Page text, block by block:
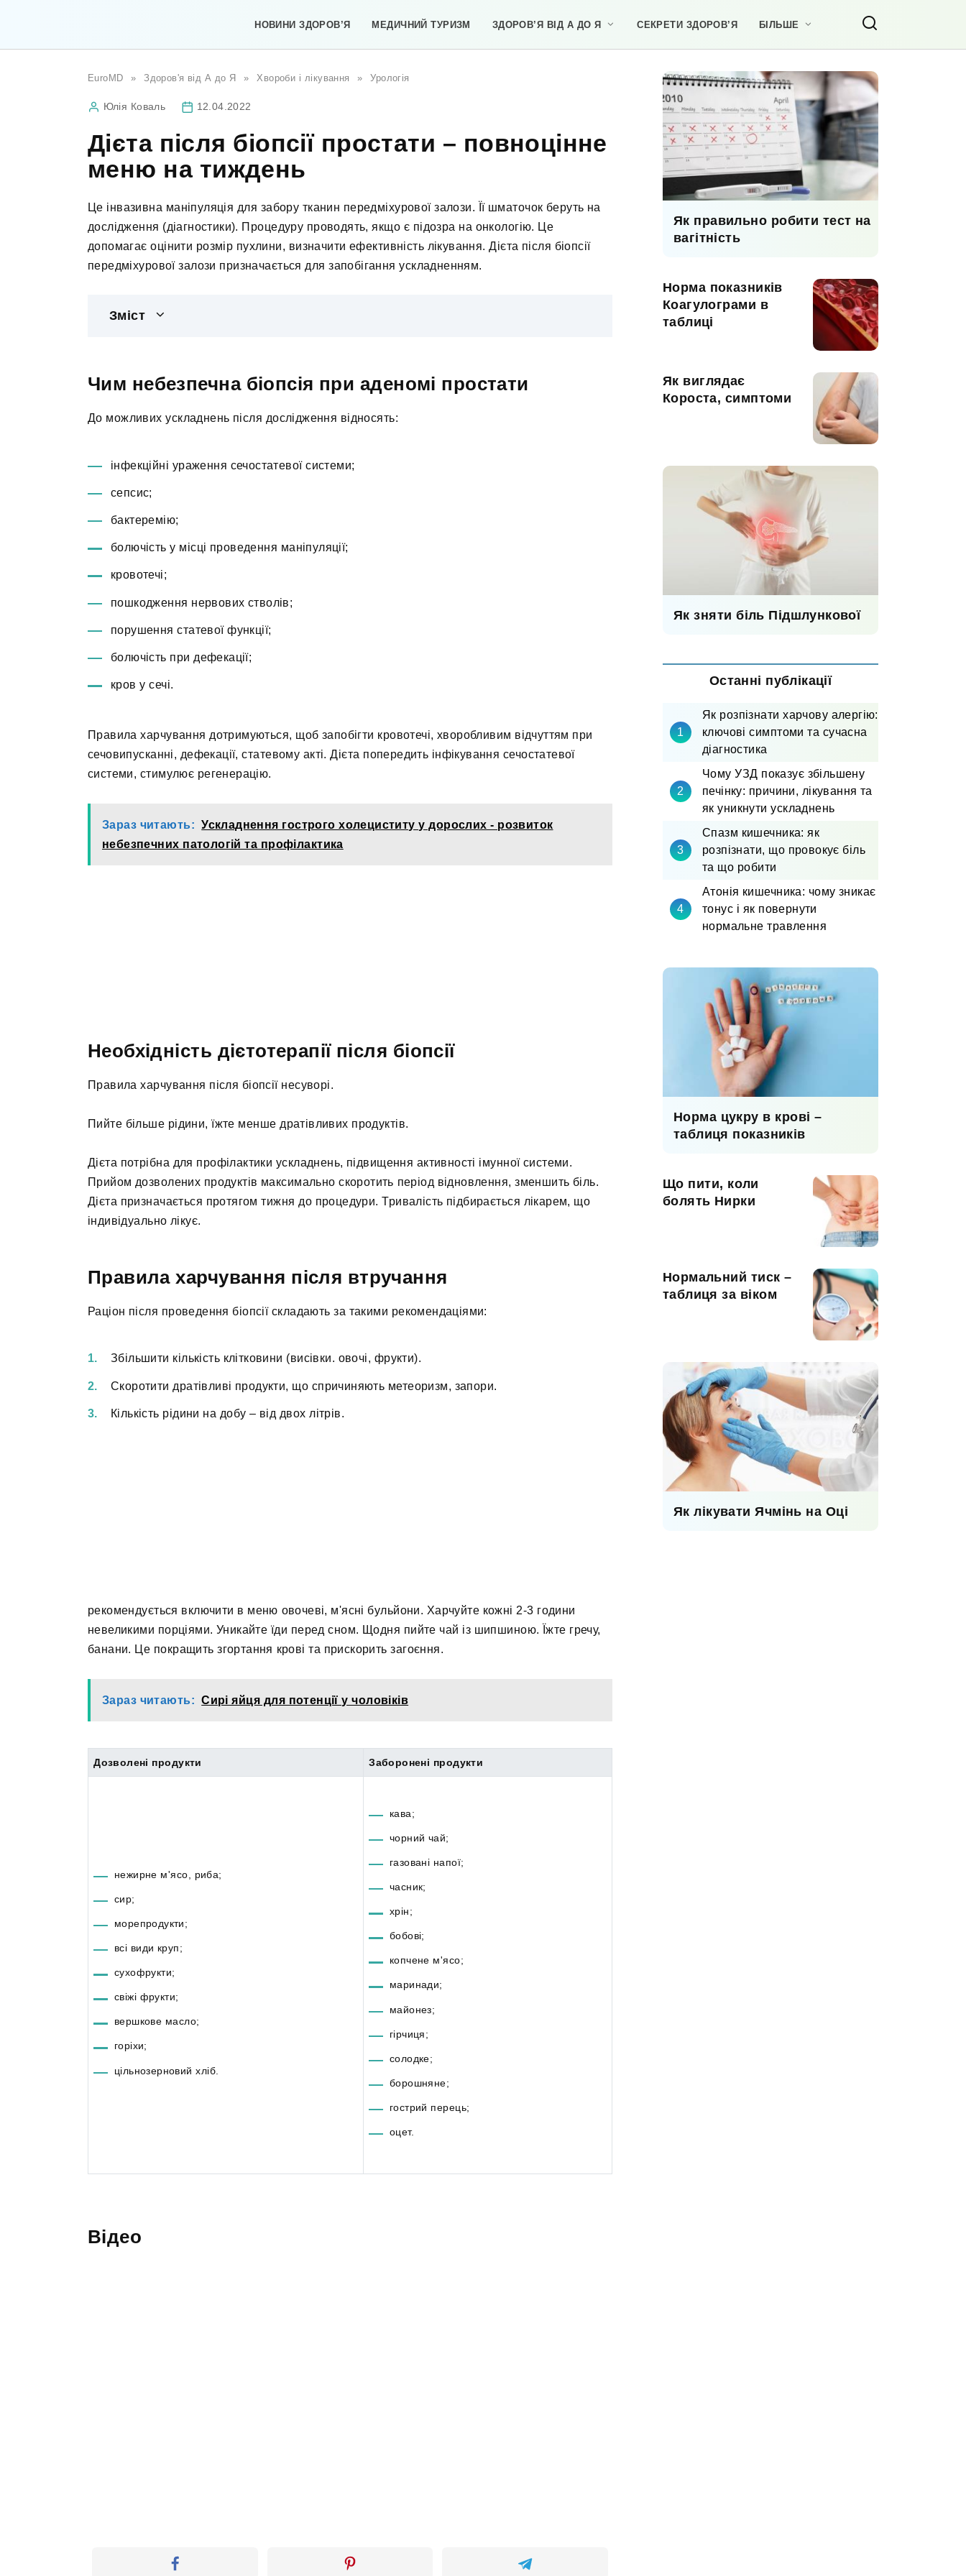
НОВИНИ ЗДОРОВ’Я МЕДИЧНИЙ ТУРИЗМ ЗДОРОВ’Я ВІД А ДО Я СЕКРЕТИ ЗДОРОВ’Я БІЛЬШЕ
EuroMD » Здоров'я від А до Я » Хвороби і лікування » Урологія
Юлія Коваль 12.04.2022
Дієта після біопсії простати – повноцінне
меню на тиждень
Це інвазивна маніпуляція для забору тканин передміхурової залози. Її шматочок беруть на
дослідження (діагностики). Процедуру проводять, якщо є підозра на онкологію. Це
допомагає оцінити розмір пухлини, визначити ефективність лікування. Дієта після біопсії
передміхурової залози призначається для запобігання ускладненням.
Зміст
Чим небезпечна біопсія при аденомі простати
До можливих ускладнень після дослідження відносять:
інфекційні ураження сечостатевої системи;
сепсис;
бактеремію;
болючість у місці проведення маніпуляції;
кровотечі;
пошкодження нервових стволів;
порушення статевої функції;
болючість при дефекації;
кров у сечі.
Правила харчування дотримуються, щоб запобігти кровотечі, хворобливим відчуттям при
сечовипусканні, дефекації, статевому акті. Дієта попередить інфікування сечостатевої
системи, стимулює регенерацію.
Зараз читають: Ускладнення гострого холециститу у дорослих - розвиток
небезпечних патологій та профілактика
Необхідність дієтотерапії після біопсії
Правила харчування після біопсії несуворі.
Пийте більше рідини, їжте менше дратівливих продуктів.
Дієта потрібна для профілактики ускладнень, підвищення активності імунної системи.
Прийом дозволених продуктів максимально скоротить період відновлення, зменшить біль.
Дієта призначається протягом тижня до процедури. Тривалість підбирається лікарем, що
індивідуально лікує.
Правила харчування після втручання
Раціон після проведення біопсії складають за такими рекомендаціями:
Збільшити кількість клітковини (висівки. овочі, фрукти).
Скоротити дратівливі продукти, що спричиняють метеоризм, запори.
Кількість рідини на добу – від двох літрів.
рекомендується включити в меню овочеві, м'ясні бульйони. Харчуйте кожні 2-3 години
невеликими порціями. Уникайте їди перед сном. Щодня пийте чай із шипшиною. Їжте гречу,
банани. Це покращить згортання крові та прискорить загоєння.
Зараз читають: Сирі яйця для потенції у чоловіків
Дозволені продукти Заборонені продукти
нежирне м'ясо, риба;
сир;
морепродукти;
всі види круп;
сухофрукти;
свіжі фрукти;
вершкове масло;
горіхи;
цільнозерновий хліб.
кава;
чорний чай;
газовані напої;
часник;
хрін;
бобові;
копчене м'ясо;
маринади;
майонез;
гірчиця;
солодке;
борошняне;
гострий перець;
оцет.
Відео
Як правильно робити тест на
вагітність
Норма показників
Коагулограми в
таблиці
Як виглядає
Короста, симптоми
Як зняти біль Підшлункової
Останні публікації
Як розпізнати харчову алергію:
ключові симптоми та сучасна
діагностика
Чому УЗД показує збільшену
печінку: причини, лікування та
як уникнути ускладнень
Спазм кишечника: як
розпізнати, що провокує біль
та що робити
Атонія кишечника: чому зникає
тонус і як повернути
нормальне травлення
Норма цукру в крові –
таблиця показників
Що пити, коли
болять Нирки
Нормальний тиск –
таблиця за віком
Як лікувати Ячмінь на Оці